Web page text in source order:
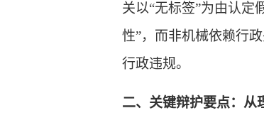
关以“无标签”为由认定
性”，而非机械依赖行
行政违规。
二、关键辩护要点：从